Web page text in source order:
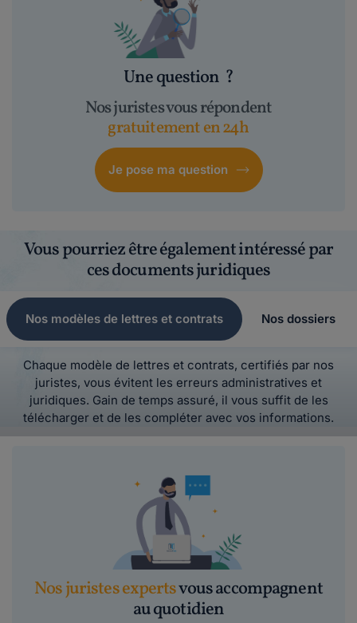
Une question ?
Nos juristes vous répondent
gratuitement en 24h
Je pose ma question
Vous pourriez être également intéressé par
ces documents juridiques
Nos modèles de lettres et contrats Nos dossiers
Chaque modèle de lettres et contrats, certifiés par nos
juristes, vous évitent les erreurs administratives et
juridiques. Gain de temps assuré, il vous suffit de les
télécharger et de les compléter avec vos informations.
Nos juristes expertsvous accompagnent
au quotidien